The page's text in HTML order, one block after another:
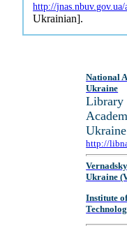
http://
Ukrainian].
National
Ukraine
Library
http://
Ukraine
Institute